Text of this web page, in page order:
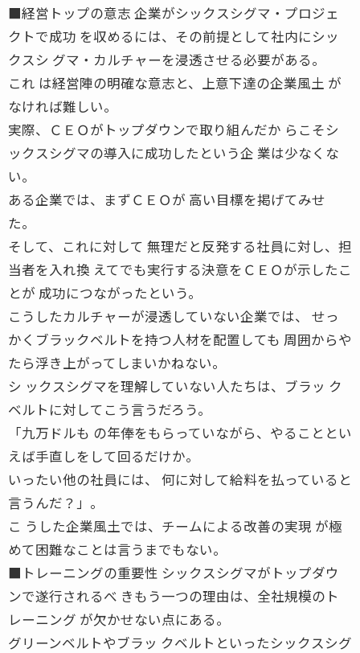
■経営トップの意志 企業がシックスシグマ・プロジェ
クトで成功 を収めるには、その前提として社内にシッ
クスシ グマ・カルチャーを浸透させる必要がある。
これ は経営陣の明確な意志と、上意下達の企業風土 が
なければ難しい。
実際、ＣＥＯがトップダウンで取り組んだか らこそシ
ックスシグマの導入に成功したという企 業は少なくな
い。
ある企業では、まずＣＥＯが 高い目標を掲げてみせ
た。
そして、これに対して 無理だと反発する社員に対し、担
当者を入れ換 えてでも実行する決意をＣＥＯが示したこ
とが 成功につながったという。
こうしたカルチャーが浸透していない企業では、 せっ
かくブラックベルトを持つ人材を配置しても 周囲からや
たら浮き上がってしまいかねない。
シ ックスシグマを理解していない人たちは、ブラッ ク
ベルトに対してこう言うだろう。
「九万ドルも の年俸をもらっていながら、やることとい
えば手直しをして回るだけか。
いったい他の社員には、 何に対して給料を払っていると
言うんだ？」。
こ うした企業風土では、チームによる改善の実現 が極
めて困難なことは言うまでもない。
■トレーニングの重要性 シックスシグマがトップダウ
ンで遂行されるべ きもう一つの理由は、全社規模のト
レーニング が欠かせない点にある。
グリーンベルトやブラッ クベルトといったシックスシグ